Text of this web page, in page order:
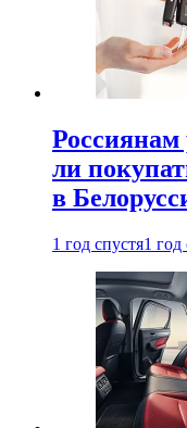
Россиянам
ли
в
1 год спустя1 год